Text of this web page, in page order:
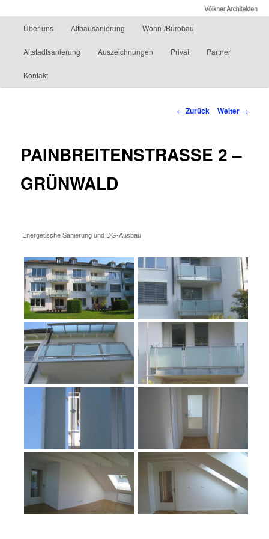
Völkner Architekten
Altbausanierung Energetische Sanierung Architekturbüro
Hauptmenü
Zum
Inhalt
wechseln
Über uns Altbausanierung Wohn-/Bürobau
Altstadtsanierung Auszeichnungen Privat Partner
Kontakt
Beitrags-
← Zurück Weiter →
PAINBREITENSTRASSE 2 –
GRÜNWALD
Energetische Sanierung und DG-Ausbau